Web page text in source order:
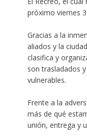
próximo viernes
Gracias a la
aliados y la
clasifica y
son trasladados
vulnerables.
Frente a la
más de qué
unión, entrega y